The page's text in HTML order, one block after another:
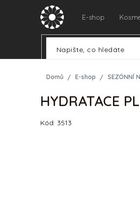
E-shop
Domů E-shop SEZÓNNÍ
HYDRATACE
Kód: 3513